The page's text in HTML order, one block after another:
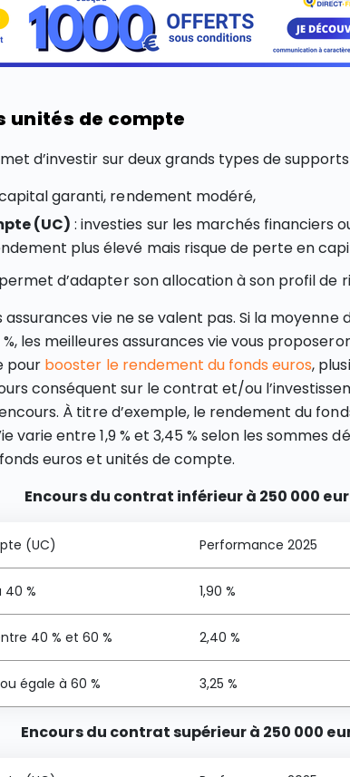
unités de compte
d’investir sur deux grands types de
garanti, rendement modéré,
(UC) : investies sur les marchés financiers
plus élevé mais risque de perte en
d’adapter son allocation à son profil de
vie ne se valent pas. Si la moyenne
les meilleures assurances vie vous
pour booster le rendement du fonds euros,
conséquent sur le contrat et/ou
À titre d’exemple, le rendement du
varie entre 1,9 % et 3,45 % selon les sommes
euros et unités de compte.
Encours du contrat inférieur à 250 000
(UC) Performance 2025
40 % 1,90 %
40 % et 60 % 2,40 %
égale à 60 % 3,25 %
Encours du contrat supérieur à 250 000